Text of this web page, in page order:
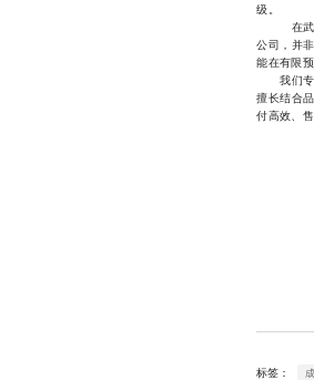
级。
在武汉
公司，并
能在有限
我们专注
擅长结合
付高效、
标签：